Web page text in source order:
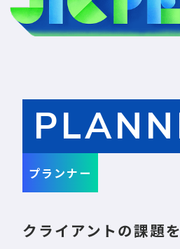
プランナー
クライアントの課題を